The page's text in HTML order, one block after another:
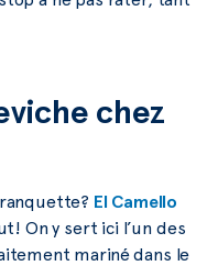
chez
El Camello
On y sert ici l’un des
mariné dans le